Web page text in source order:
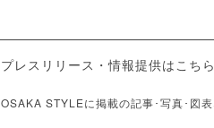
プレスリリース・情報提供はこちら
OSAKA STYLEに掲載の記事･写真･図